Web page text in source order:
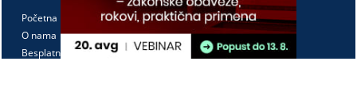
Početna
O nama
Besplatno